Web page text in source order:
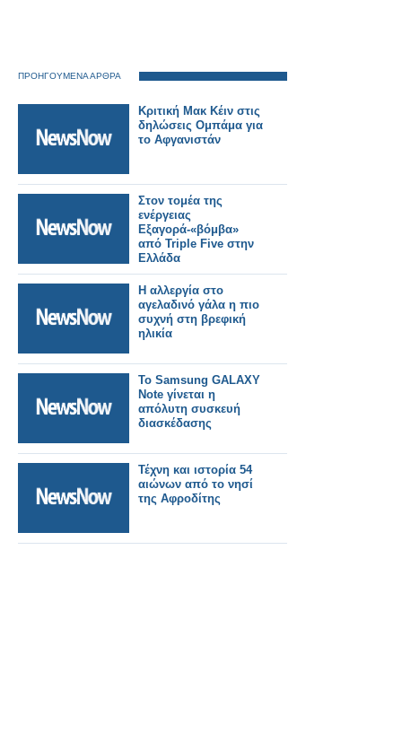
ΠΡΟΗΓΟΥΜΕΝΑ ΑΡΘΡΑ
Κριτική Μακ Κέιν στις
δηλώσεις Ομπάμα για
το Αφγανιστάν
Στον τομέα της
ενέργειας
Εξαγορά-«βόμβα»
από Triple Five στην
Ελλάδα
Η αλλεργία στο
αγελαδινό γάλα η πιο
συχνή στη βρεφική
ηλικία
Το Samsung GALAXY
Note γίνεται η
απόλυτη συσκευή
διασκέδασης
Τέχνη και ιστορία 54
αιώνων από το νησί
της Αφροδίτης